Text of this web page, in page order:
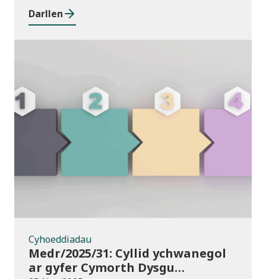
Darllen
Cyhoeddiadau
Cyhoeddiadau
Medr/2025/31: Cyllid ychwanegol
ar gyfer Cymorth Dysgu